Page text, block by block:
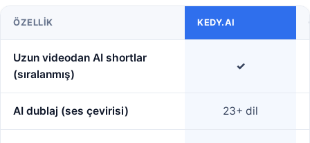
ÖZELLIK KEDY.AI
Uzun videodan AI shortlar
(sıralanmış)
✓
AI dublaj (ses çevirisi) 23+ dil